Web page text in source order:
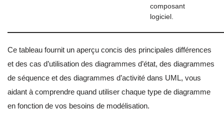
composant
logiciel.
Ce tableau fournit un aperçu concis des principales différences
et des cas d’utilisation des diagrammes d’état, des diagrammes
de séquence et des diagrammes d’activité dans UML, vous
aidant à comprendre quand utiliser chaque type de diagramme
en fonction de vos besoins de modélisation.